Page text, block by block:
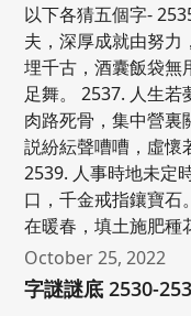
以下各猜五個字-
夫，深厚成就由努力
埋千古，酒囊飯袋無
足舞。 2537. 人生
肉路死骨，集中營裏
説紛紜聲嘈嘈，虛懷
2539. 人事時地未定
口，千金戒指鑲寶石
在暖春，填土施肥種
October 25, 2022
字謎謎底 2530-